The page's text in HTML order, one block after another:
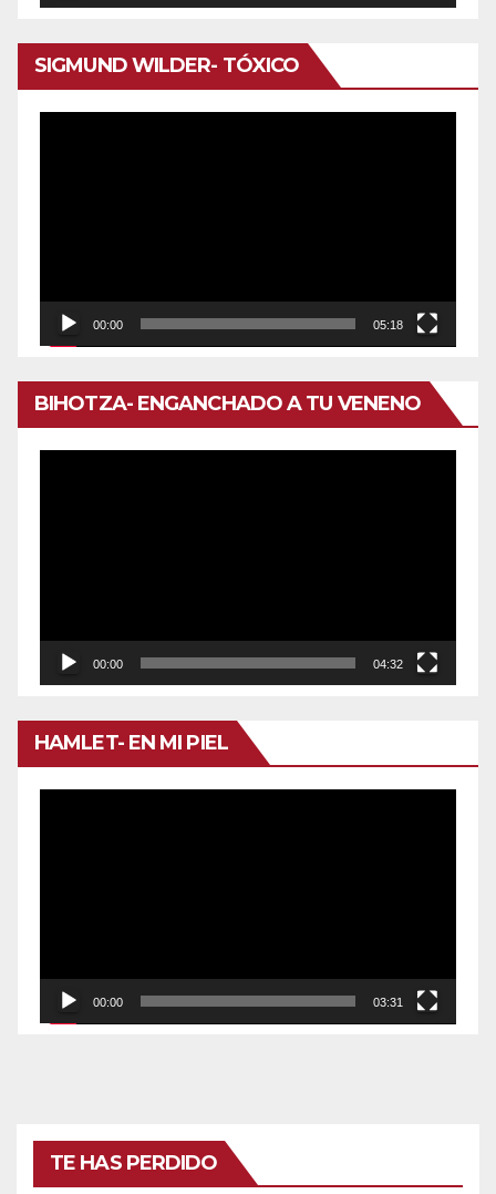
de
audio
SIGMUND WILDER- TÓXICO
00:00 05:18
BIHOTZA- ENGANCHADO A TU VENENO
00:00 04:32
HAMLET- EN MI PIEL
00:00 03:31
TE HAS PERDIDO